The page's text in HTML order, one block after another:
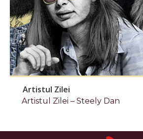
Artistul Zilei
Artistul Zilei – Steely Dan